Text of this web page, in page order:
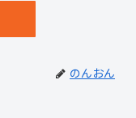
のんおん